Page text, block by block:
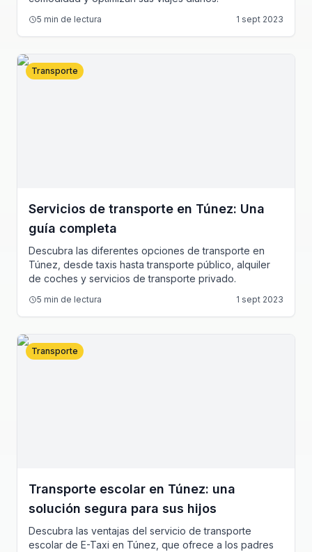
5 min de lectura 1 sept 2023
Transporte
Servicios de transporte en Túnez: Una
guía completa
Descubra las diferentes opciones de transporte en
Túnez, desde taxis hasta transporte público, alquiler
de coches y servicios de transporte privado.
5 min de lectura 1 sept 2023
Transporte
Transporte escolar en Túnez: una
solución segura para sus hijos
Descubra las ventajas del servicio de transporte
escolar de E-Taxi en Túnez, que ofrece a los padres